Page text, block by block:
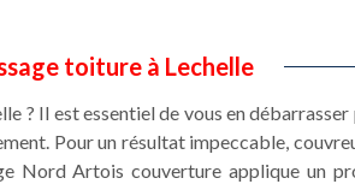
toiture à Lechelle
? Il est essentiel de vous en
Pour un résultat impeccable,
Nord Artois couverture applique un